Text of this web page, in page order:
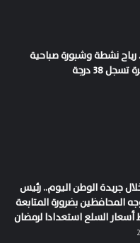
رياح نشطة وشبورة صباحية
38 درجة
جريدة الوطن اليوم.. رئيس
المحافظين بضرورة المتابعة
السلع استعدادا لرمضان